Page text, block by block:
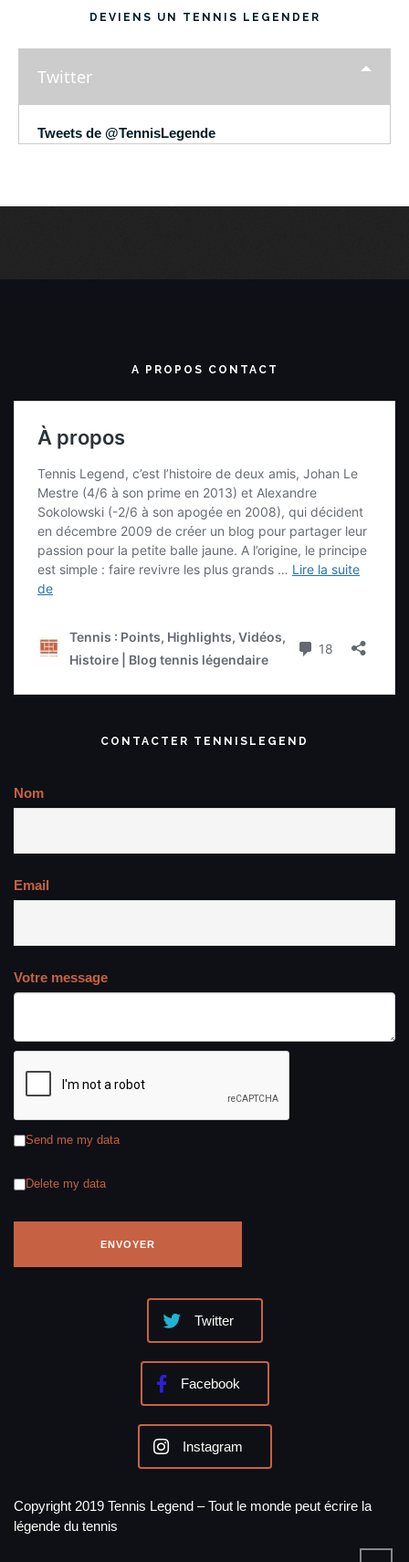
DEVIENS UN TENNIS LEGENDER
Twitter
Tweets de @TennisLegende
A PROPOS CONTACT
CONTACTER TENNISLEGEND
Nom
Email
Votre message
Send me my data
Delete my data
Twitter
Facebook
Instagram
Copyright 2019 Tennis Legend – Tout le monde peut écrire la
légende du tennis